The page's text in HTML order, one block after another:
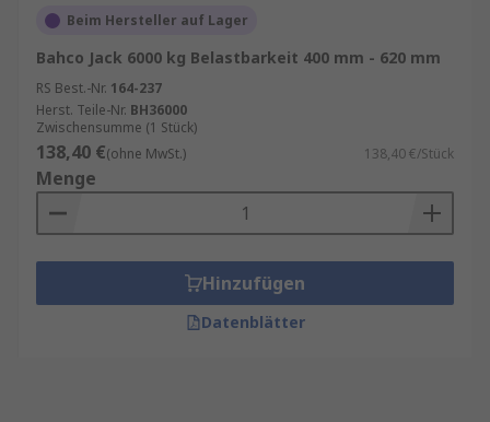
Beim Hersteller auf Lager
Bahco Jack 6000 kg Belastbarkeit 400 mm - 620 mm
RS Best.-Nr. 164-237
Herst. Teile-Nr. BH36000
Zwischensumme (1 Stück)
138,40 €(ohne MwSt.) 138,40 €/Stück
Menge
Hinzufügen
Datenblätter